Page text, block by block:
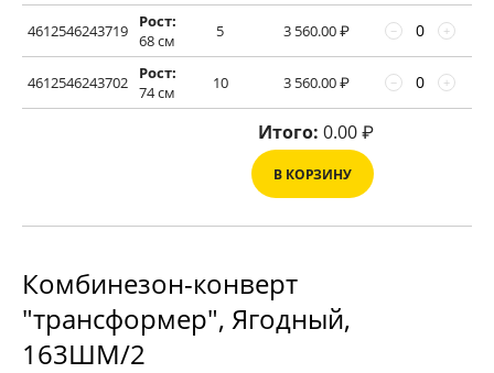
4612546243719
Рост:
68 см
5 3 560.00₽ +
−
4612546243702
Рост:
74 см
10 3 560.00₽ +
−
Итого: 0.00₽
В КОРЗИНУ
Комбинезон-конверт
"трансформер", Ягодный,
163ШМ/2